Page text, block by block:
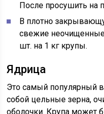
После просушить на
В плотно
свежие неочищенные
шт. на 1 кг крупы.
Ядрица
Это самый популярный
собой цельные зерна,
оболочки. Крупа может